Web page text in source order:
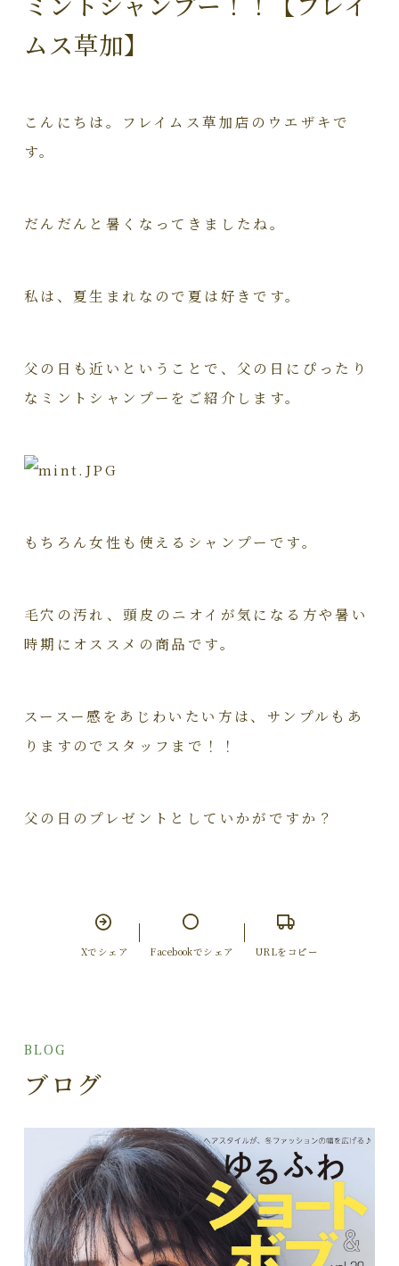
ムス草加】
こんにちは。フレイムス草加店のウエザキで
す。
だんだんと暑くなってきましたね。
私は、夏生まれなので夏は好きです。
父の日も近いということで、父の日にぴったり
なミントシャンプーをご紹介します。
もちろん女性も使えるシャンプーです。
毛穴の汚れ、頭皮のニオイが気になる方や暑い
時期にオススメの商品です。
スースー感をあじわいたい方は、サンプルもあ
りますのでスタッフまで！！
父の日のプレゼントとしていかがですか？
Xでシェア Facebookでシェア URLをコピー
BLOG
ブログ